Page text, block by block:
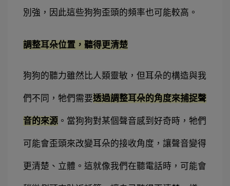
別強，因此這些狗狗歪頭的頻率也可能較高。
調整耳朵位置，聽得更清楚
狗狗的聽力雖然比人類靈敏，但耳朵的構造與我
們不同，牠們需要透過調整耳朵的角度來捕捉聲
音的來源 。當狗狗對某個聲音感到好奇時，牠們
可能會歪頭來改變耳朵的接收角度，讓聲音變得
更清楚、立體。 這就像我們在聽電話時，可能會